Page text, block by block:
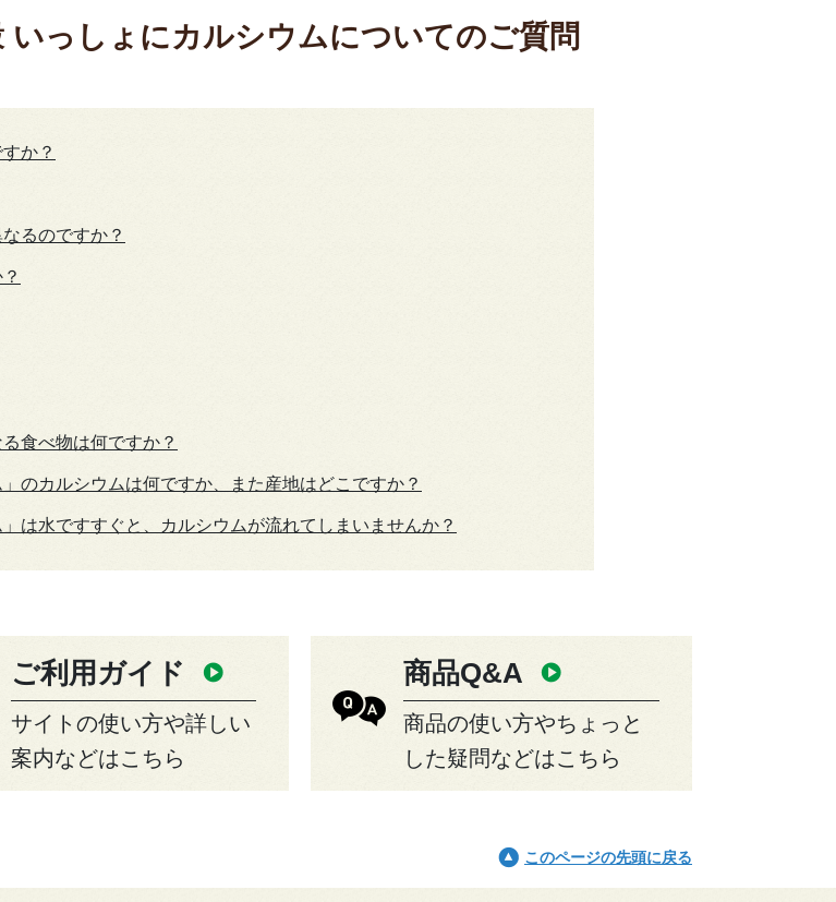
いっしょにカルシウムについてのご質問
か？
るのですか？
食べ物は何ですか？
のカルシウムは何ですか、また産地はどこですか？
は水ですすぐと、カルシウムが流れてしまいませんか？
ご利用ガイド
サイトの使い方や詳しい
案内などはこちら
商品Q&A
商品の使い方やちょっと
した疑問などはこちら
このページの先頭に戻る